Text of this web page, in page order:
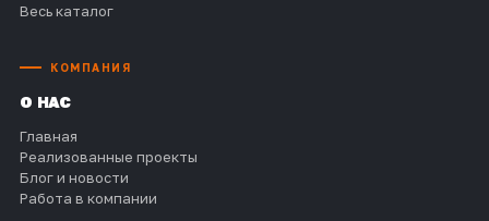
Весь каталог
КОМПАНИЯ
О НАС
Главная
Реализованные проекты
Блог и новости
Работа в компании